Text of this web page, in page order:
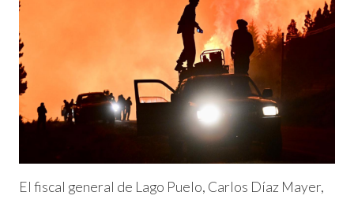
El fiscal general de Lago Puelo, Carlos Díaz Mayer,